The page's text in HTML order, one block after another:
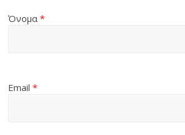
Όνομα*
Email*